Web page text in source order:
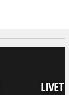
LIVET